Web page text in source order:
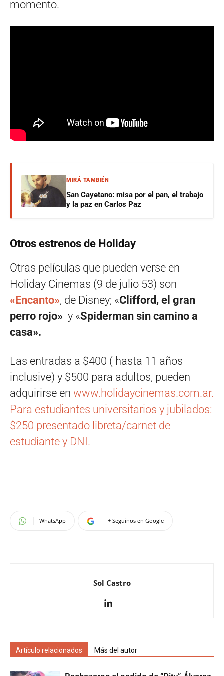
momento.
MIRÁ TAMBIÉN
San Cayetano: misa por el pan, el trabajo
y la paz en Carlos Paz
Otros estrenos de Holiday
Otras películas que pueden verse en
Holiday Cinemas (9 de julio 53) son
«Encanto», de Disney; «Clifford, el gran
perro rojo» y «Spiderman sin camino a
casa».
Las entradas a $400 ( hasta 11 años
inclusive) y $500 para adultos, pueden
adquirirse en www.holidaycinemas.com.ar.
Para estudiantes universitarios y jubilados:
$250 presentado libreta/carnet de
estudiante y DNI.
WhatsApp + Seguinos en Google
Sol Castro
Artículo relacionados Más del autor